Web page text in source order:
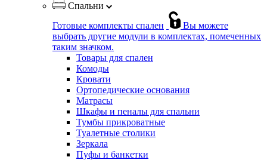
Спальни
Готовые комплекты спален
Вы можете
выбрать другие модули в комплектах, помеченных
таким значком.
Товары для спален
Комоды
Кровати
Ортопедические основания
Матрасы
Шкафы и пеналы для спальни
Тумбы прикроватные
Туалетные столики
Зеркала
Пуфы и банкетки